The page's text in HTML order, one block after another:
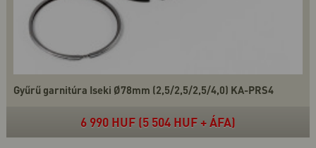
Gyűrű garnitúra Iseki Ø78mm (2,5/2,5/2,5/4,0) KA-PRS4
6 990 HUF (5 504 HUF + ÁFA)